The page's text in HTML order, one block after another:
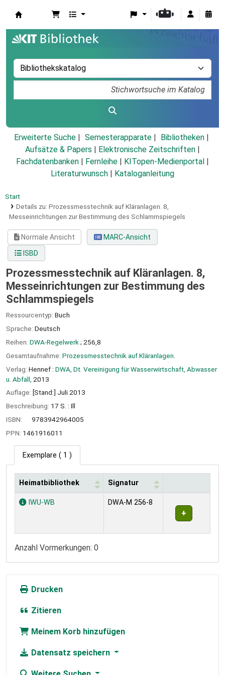
Erweiterte Suche Semesterapparate
Bibliotheken
Aufsätze & Papers
Elektronische Zeitschriften
Fachdatenbanken
Fernleihe KITopen-Medienportal
Literaturwunsch
Kataloganleitung
Start
Details zu: Prozessmesstechnik auf Kläranlagen. 8,
Messeinrichtungen zur Bestimmung des Schlammspiegels
Normale Ansicht
MARC-Ansicht
ISBD
Prozessmesstechnik auf Kläranlagen. 8,
Messeinrichtungen zur Bestimmung des
Schlammspiegels
Ressourcentyp: Buch
Sprache: Deutsch
Reihen: DWA-Regelwerk ; 256,8
Gesamtaufnahme: Prozessmesstechnik auf Kläranlagen.
Verlag: Hennef : DWA, Dt. Vereinigung für Wasserwirtschaft, Abwasser
u. Abfall, 2013
Auflage: [Stand:] Juli 2013
Beschreibung: 17 S. : Ill
ISBN:
9783942964005
PPN: 1461916011
Exemplare ( 1 )
Exemplare
Heimatbibliothek Signatur
IWU-WB DWA-M 256-8
Anzahl Vormerkungen: 0
Drucken
Zitieren
Meinem Korb hinzufügen
Datensatz speichern